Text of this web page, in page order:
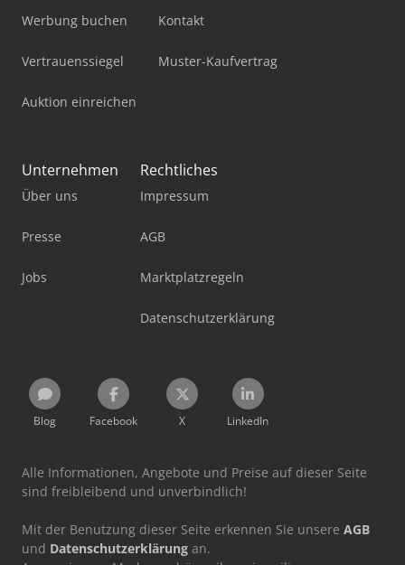
Werbung buchen
Vertrauenssiegel
Auktion einreichen
Kontakt
Muster-Kaufvertrag
Unternehmen
Über uns
Presse
Jobs
Rechtliches
Impressum
AGB
Marktplatzregeln
Datenschutzerklärung
Blog Facebook X LinkedIn
Alle Informationen, Angebote und Preise auf dieser Seite
sind freibleibend und unverbindlich!
Mit der Benutzung dieser Seite erkennen Sie unsere AGB
und Datenschutzerklärung an.